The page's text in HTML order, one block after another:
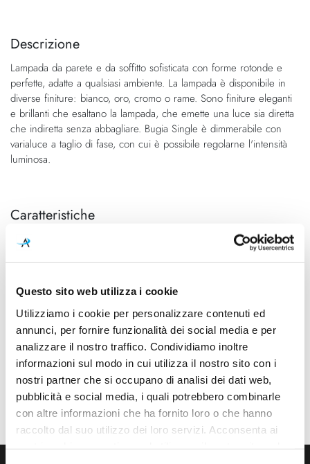
Questo sito web utilizza i cookie
Utilizziamo i cookie per personalizzare contenuti ed
annunci, per fornire funzionalità dei social media e per
analizzare il nostro traffico. Condividiamo inoltre
informazioni sul modo in cui utilizza il nostro sito con i
nostri partner che si occupano di analisi dei dati web,
pubblicità e social media, i quali potrebbero combinarle
con altre informazioni che ha fornito loro o che hanno
raccolto dal suo utilizzo dei loro servizi. Acconsenta ai
fine
galleria
di
immagini
della
di
immagini
Descrizione
Lampada da parete e da soffitto sofisticata con forme rotonde e
perfette, adatte a qualsiasi ambiente. La lampada è disponibile in
diverse finiture: bianco, oro, cromo o rame. Sono finiture eleganti
e brillanti che esaltano la lampada, che emette una luce sia diretta
che indiretta senza abbagliare. Bugia Single è dimmerabile con
varialuce a taglio di fase, con cui è possibile regolarne l'intensità
luminosa.
Caratteristiche
Cod.Art.
Studio Italia Design, 2016
3000K
Ø 240mm x 50mm
Sorgente luminosa
Led integrato
Potenza e attacco
15W - 3000K - 1155Lm -
CRI90 - 220-240V
Dimmerazione
Dimmerabile
Classe energetica
A++, A+, A